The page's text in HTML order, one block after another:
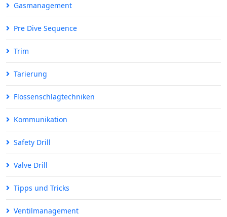
Gasmanagement
Pre Dive Sequence
Trim
Tarierung
Flossenschlagtechniken
Kommunikation
Safety Drill
Valve Drill
Tipps und Tricks
Ventilmanagement